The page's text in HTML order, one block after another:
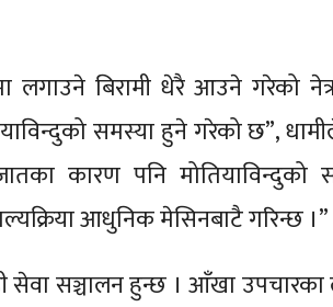
लगाउने बिरामी धेरै आउने गरेको
समस्या हुने गरेको छ”,
कारण पनि मोतियाविन्दुको
आधुनिक मेसिनबाटै गरिन्छ ।”
सेवा सञ्चालन हुन्छ । आँखा